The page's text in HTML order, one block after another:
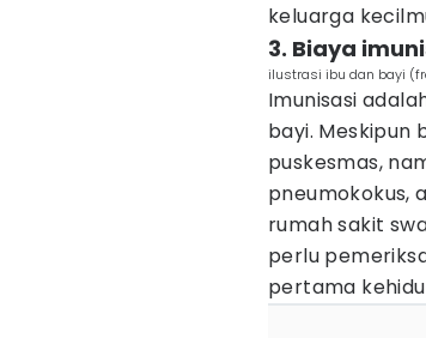
keluarga
3. Biaya
ilustrasi ibu dan bayi
Imunisasi
bayi. Meskipun
puskesmas,
pneumokokus,
rumah sakit
perlu
pertama